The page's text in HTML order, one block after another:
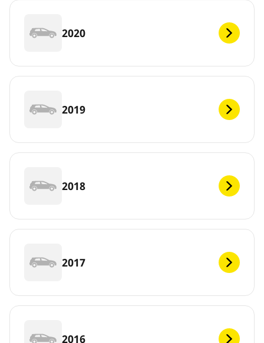
2020
2019
2018
2017
2016